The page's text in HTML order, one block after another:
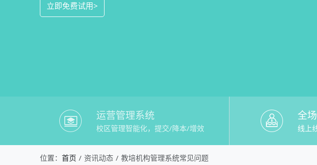
立即免费试用>
立即免费试用>
立即免费试用>
运营管理系统
校区管理智能化，提交/降本/增效
全
线上
校盈易-教培机构管理系统常见问题-【教培校区管理系统
位置： 首页 资讯动态 教培机构管理系统常见问题